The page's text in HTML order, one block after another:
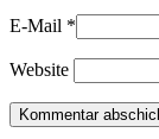
E-Mail *
Website